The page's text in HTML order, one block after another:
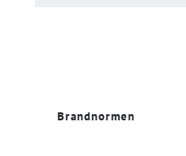
Brandnormen